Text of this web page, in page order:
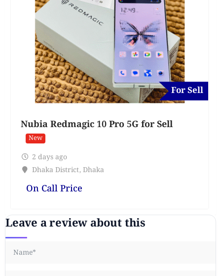
For Sell
Nubia Redmagic 10 Pro 5G for Sell
New
2 days ago
Dhaka District, Dhaka
On Call Price
Leave a review about this